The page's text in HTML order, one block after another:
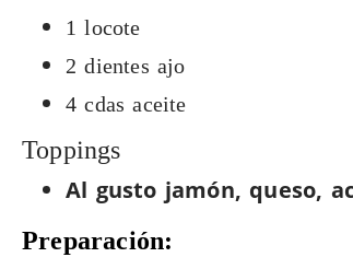
1 locote
2 dientes ajo
4 cdas aceite
Toppings
Al gusto jamón, queso,
Prepara​ción: